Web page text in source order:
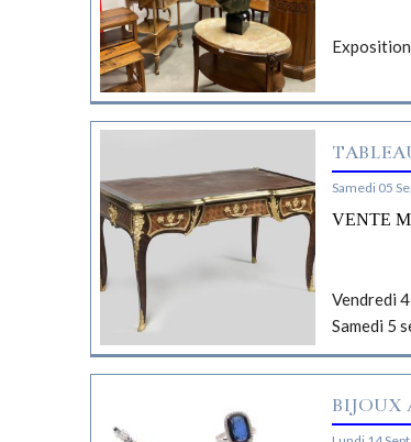
Samedi 05
VENTE
Vendredi
Samedi 5
BIJOUX